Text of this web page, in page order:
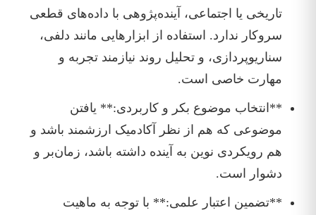
تاریخی یا اجتماعی، آینده‌پژوهی با داده‌های قطعی
سروکار ندارد. استفاده از ابزارهایی مانند دلفی،
سناریوپردازی، و تحلیل روند نیازمند تجربه و
مهارت خاصی است.
**انتخاب موضوع بکر و کاربردی:** یافتن
موضوعی که هم از نظر آکادمیک ارزشمند باشد و
هم رویکردی نوین به آینده داشته باشد، زمان‌بر و
دشوار است.
**تضمین اعتبار علمی:** با توجه به ماهیت